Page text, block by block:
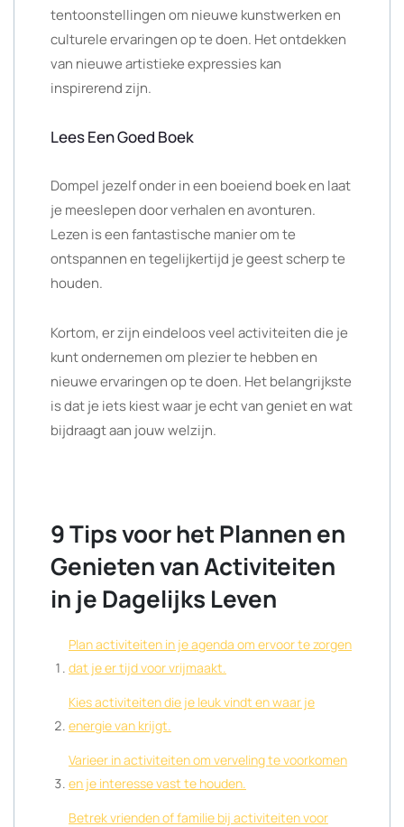
tentoonstellingen om nieuwe kunstwerken en
culturele ervaringen op te doen. Het ontdekken
van nieuwe artistieke expressies kan
inspirerend zijn.
Lees Een Goed Boek
Dompel jezelf onder in een boeiend boek en laat
je meeslepen door verhalen en avonturen.
Lezen is een fantastische manier om te
ontspannen en tegelijkertijd je geest scherp te
houden.
Kortom, er zijn eindeloos veel activiteiten die je
kunt ondernemen om plezier te hebben en
nieuwe ervaringen op te doen. Het belangrijkste
is dat je iets kiest waar je echt van geniet en wat
bijdraagt aan jouw welzijn.
9 Tips voor het Plannen en
Genieten van Activiteiten
in je Dagelijks Leven
Plan activiteiten in je agenda om ervoor te zorgen
dat je er tijd voor vrijmaakt.
Kies activiteiten die je leuk vindt en waar je
energie van krijgt.
Varieer in activiteiten om verveling te voorkomen
en je interesse vast te houden.
Betrek vrienden of familie bij activiteiten voor